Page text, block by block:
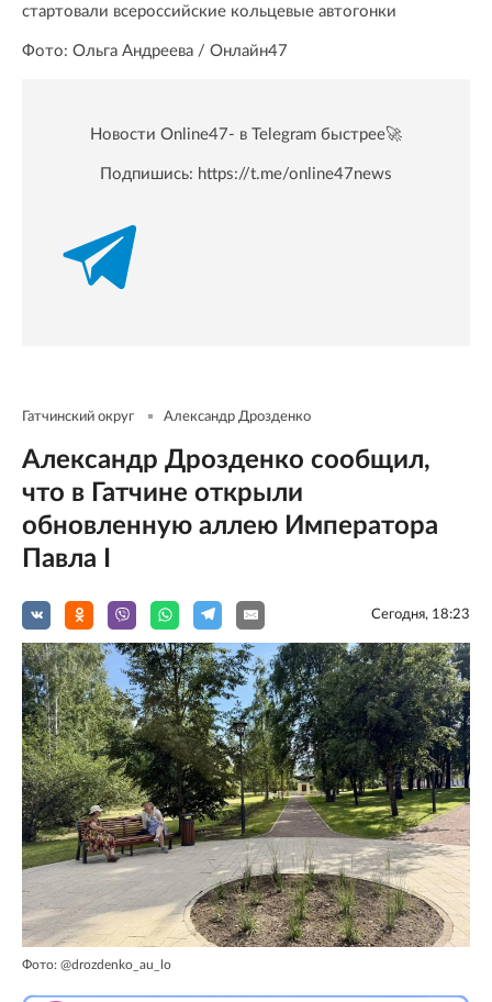
стартовали всероссийские кольцевые автогонки
Фото: Ольга Андреева / Онлайн47
Новости Online47- в Telegram быстрее🚀
Подпишись: https://t.me/online47news
Гатчинский округ Александр Дрозденко
Александр Дрозденко сообщил,
что в Гатчине открыли
обновленную аллею Императора
Павла I
Сегодня, 18:23
Фото: @drozdenko_au_lo